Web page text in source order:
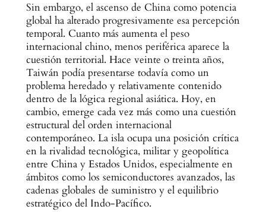
Sin embargo, el ascenso de China como potencia
global ha alterado progresivamente esa percepción
temporal. Cuanto más aumenta el peso
internacional chino, menos periférica aparece la
cuestión territorial. Hace veinte o treinta años,
Taiwán podía presentarse todavía como un
problema heredado y relativamente contenido
dentro de la lógica regional asiática. Hoy, en
cambio, emerge cada vez más como una cuestión
estructural del orden internacional
contemporáneo. La isla ocupa una posición crítica
en la rivalidad tecnológica, militar y geopolítica
entre China y Estados Unidos, especialmente en
ámbitos como los semiconductores avanzados, las
cadenas globales de suministro y el equilibrio
estratégico del Indo-Pacífico.